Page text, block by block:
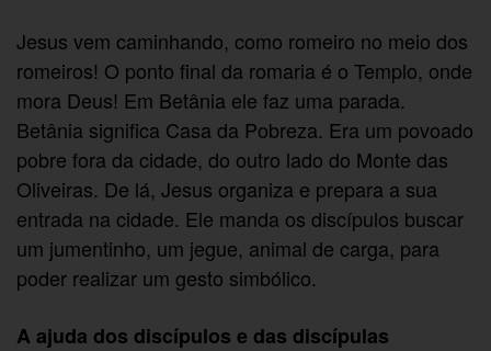
Jesus vem caminhando, como romeiro no meio dos
romeiros! O ponto final da romaria é o Templo, onde
mora Deus! Em Betânia ele faz uma parada.
Betânia significa Casa da Pobreza. Era um povoado
pobre fora da cidade, do outro lado do Monte das
Oliveiras. De lá, Jesus organiza e prepara a sua
entrada na cidade. Ele manda os discípulos buscar
um jumentinho, um jegue, animal de carga, para
poder realizar um gesto simbólico.
A ajuda dos discípulos e das discípulas